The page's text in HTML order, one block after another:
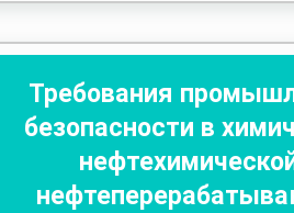
Требования
безопасности в